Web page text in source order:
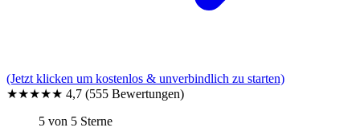
(Jetzt klicken um kostenlos & unverbindlich zu starten)
★★★★★ 4,7 (555 Bewertungen)
5 von 5 Sterne